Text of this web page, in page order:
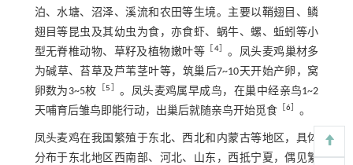
泊、水塘、沼泽、溪流和农田等生境。主要以鞘翅目、鳞
翅目等昆虫及其幼虫为食，亦食虾、蜗牛、螺、蚯蚓等小
型无脊椎动物、草籽及植物嫩叶等
4］ 。凤头麦鸡巢材多
为碱草、苔草及芦苇茎叶等，筑巢后7~10天开始产卵，窝
卵数为3~5枚 ［5
。凤头麦鸡属早成鸟，在巢中经亲鸟1~2
天哺育后雏鸟即能行动，出巢后就随亲鸟开始觅食［ 6］ 。
凤头麦鸡在我国繁殖于东北、西北和内蒙古等地区，具体
分布于东北地区西南部、河北、山东，西抵宁夏，偶见繁